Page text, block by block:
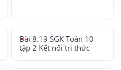
Bài 8.19 SGK Toán 10
tập 2 Kết nối tri thức